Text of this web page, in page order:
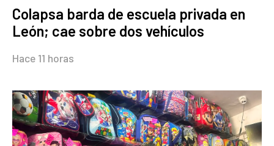
Colapsa barda de escuela privada en
León; cae sobre dos vehículos
Hace 11 horas